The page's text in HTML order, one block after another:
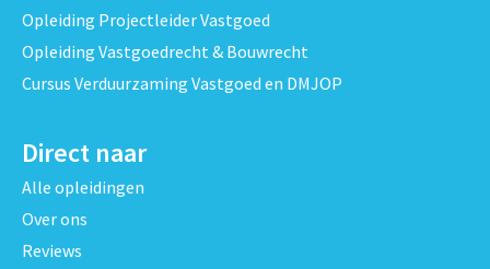
Opleiding Projectleider Vastgoed
Opleiding Vastgoedrecht & Bouwrecht
Cursus Verduurzaming Vastgoed en DMJOP
Direct naar
Alle opleidingen
Over ons
Reviews